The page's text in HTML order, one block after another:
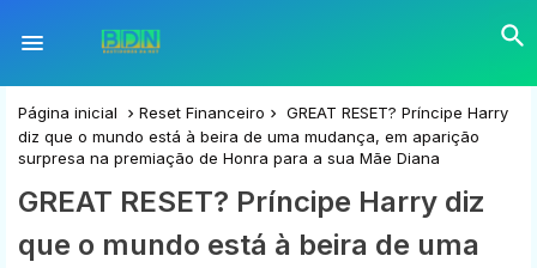
Página inicial Reset Financeiro
GREAT RESET? Príncipe Harry
diz que o mundo está à beira de uma mudança, em aparição
surpresa na premiação de Honra para a sua Mãe Diana
GREAT RESET? Príncipe Harry diz
que o mundo está à beira de uma